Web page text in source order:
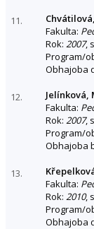
11.
Fakulta:
Rok: 2007,
Program/
Obhajoba
12.
Jelínková,
Fakulta:
Rok: 2007,
Program/
Obhajoba
13.
Fakulta:
Rok: 2010,
Program/
Obhajoba